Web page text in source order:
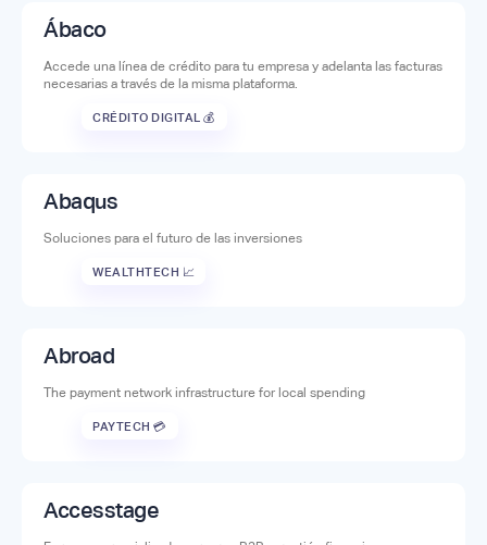
Ábaco
Accede una línea de crédito para tu empresa y adelanta las facturas
necesarias a través de la misma plataforma.
CRÉDITO DIGITAL 💰
Abaqus
Soluciones para el futuro de las inversiones
WEALTHTECH 📈
Abroad
The payment network infrastructure for local spending
PAYTECH 💳
Accesstage